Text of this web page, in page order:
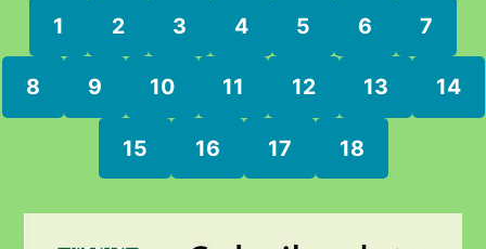
1 2 3 4 5 6 7
8 9 10 11 12 13 14
15 16 17 18